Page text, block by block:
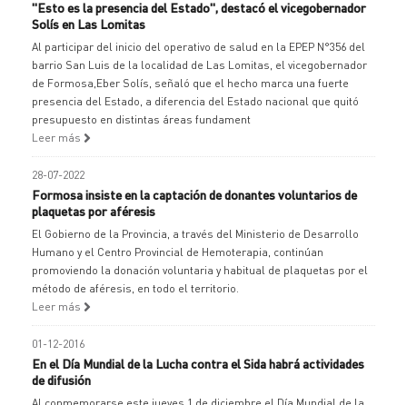
"Esto es la presencia del Estado", destacó el vicegobernador
Solís en Las Lomitas
Al participar del inicio del operativo de salud en la EPEP N°356 del
barrio San Luis de la localidad de Las Lomitas, el vicegobernador
de Formosa,Eber Solís, señaló que el hecho marca una fuerte
presencia del Estado, a diferencia del Estado nacional que quitó
presupuesto en distintas áreas fundament
Leer más
28-07-2022
Formosa insiste en la captación de donantes voluntarios de
plaquetas por aféresis
El Gobierno de la Provincia, a través del Ministerio de Desarrollo
Humano y el Centro Provincial de Hemoterapia, continúan
promoviendo la donación voluntaria y habitual de plaquetas por el
método de aféresis, en todo el territorio.
Leer más
01-12-2016
En el Día Mundial de la Lucha contra el Sida habrá actividades
de difusión